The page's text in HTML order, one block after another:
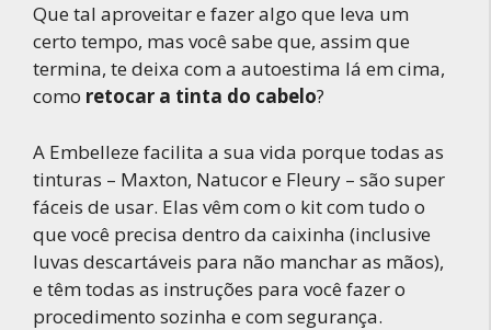
Que tal aproveitar e fazer algo que leva um
certo tempo, mas você sabe que, assim que
termina, te deixa com a autoestima lá em cima,
como retocar a tinta do cabelo?
A Embelleze facilita a sua vida porque todas as
tinturas – Maxton, Natucor e Fleury – são super
fáceis de usar. Elas vêm com o kit com tudo o
que você precisa dentro da caixinha (inclusive
luvas descartáveis para não manchar as mãos),
e têm todas as instruções para você fazer o
procedimento sozinha e com segurança.